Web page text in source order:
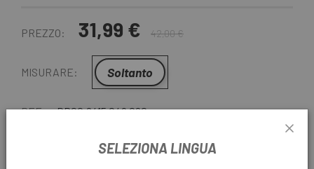
PREZZO: 31,99 € 42,00 €
MISURARE: Soltanto
REF: DR00.6415.049.020
+
SELEZIONA LINGUA